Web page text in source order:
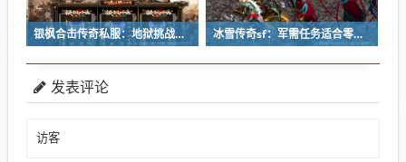
银枫合击传奇私服：地狱挑战副本任务进入条件 冰雪传奇sf：军需任务适合零经验的小白玩家吗？
发表评论